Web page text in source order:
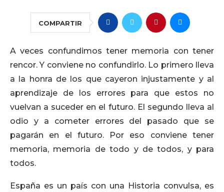
COMPARTIR
A veces confundimos tener memoria con tener
rencor. Y conviene no confundirlo. Lo primero lleva
a la honra de los que cayeron injustamente y al
aprendizaje de los errores para que estos no
vuelvan a suceder en el futuro. El segundo lleva al
odio y a cometer errores del pasado que se
pagarán en el futuro. Por eso conviene tener
memoria, memoria de todo y de todos, y para
todos.
España es un país con una Historia convulsa, es